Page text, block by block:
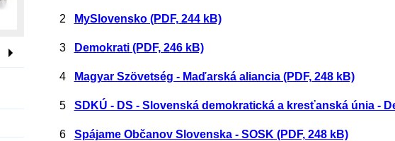
2 MySlovensko (PDF, 244 kB)
3 Demokrati (PDF, 246 kB)
4 Magyar Szövetség - Maďarská aliancia (PDF, 248 kB)
5 SDKÚ - DS - Slovenská demokratická a kresťanská únia -
6 Spájame Občanov Slovenska - SOSK (PDF, 248 kB)